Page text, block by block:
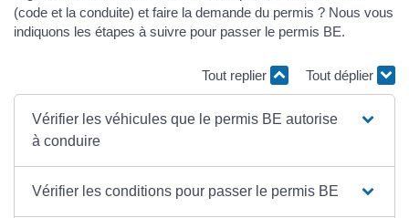
(code et la conduite) et faire la demande du permis ? Nous vous
indiquons les étapes à suivre pour passer le permis BE.
Tout replier Tout déplier
Vérifier les véhicules que le permis BE autorise
à conduire
Vérifier les conditions pour passer le permis BE